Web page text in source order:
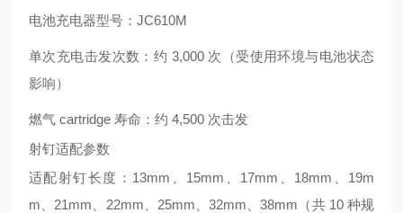
电池充电器型号：JC610M
单次充电击发次数：约 3,000 次（受使用环境与电池状态
影响）
燃气 cartridge 寿命：约 4,500 次击发
射钉适配参数
适配射钉长度：13mm、15mm、17mm、18mm、19m
m、21mm、22mm、25mm、32mm、38mm（共 10 种规